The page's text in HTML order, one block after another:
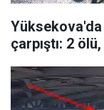
çarpıştı: 2